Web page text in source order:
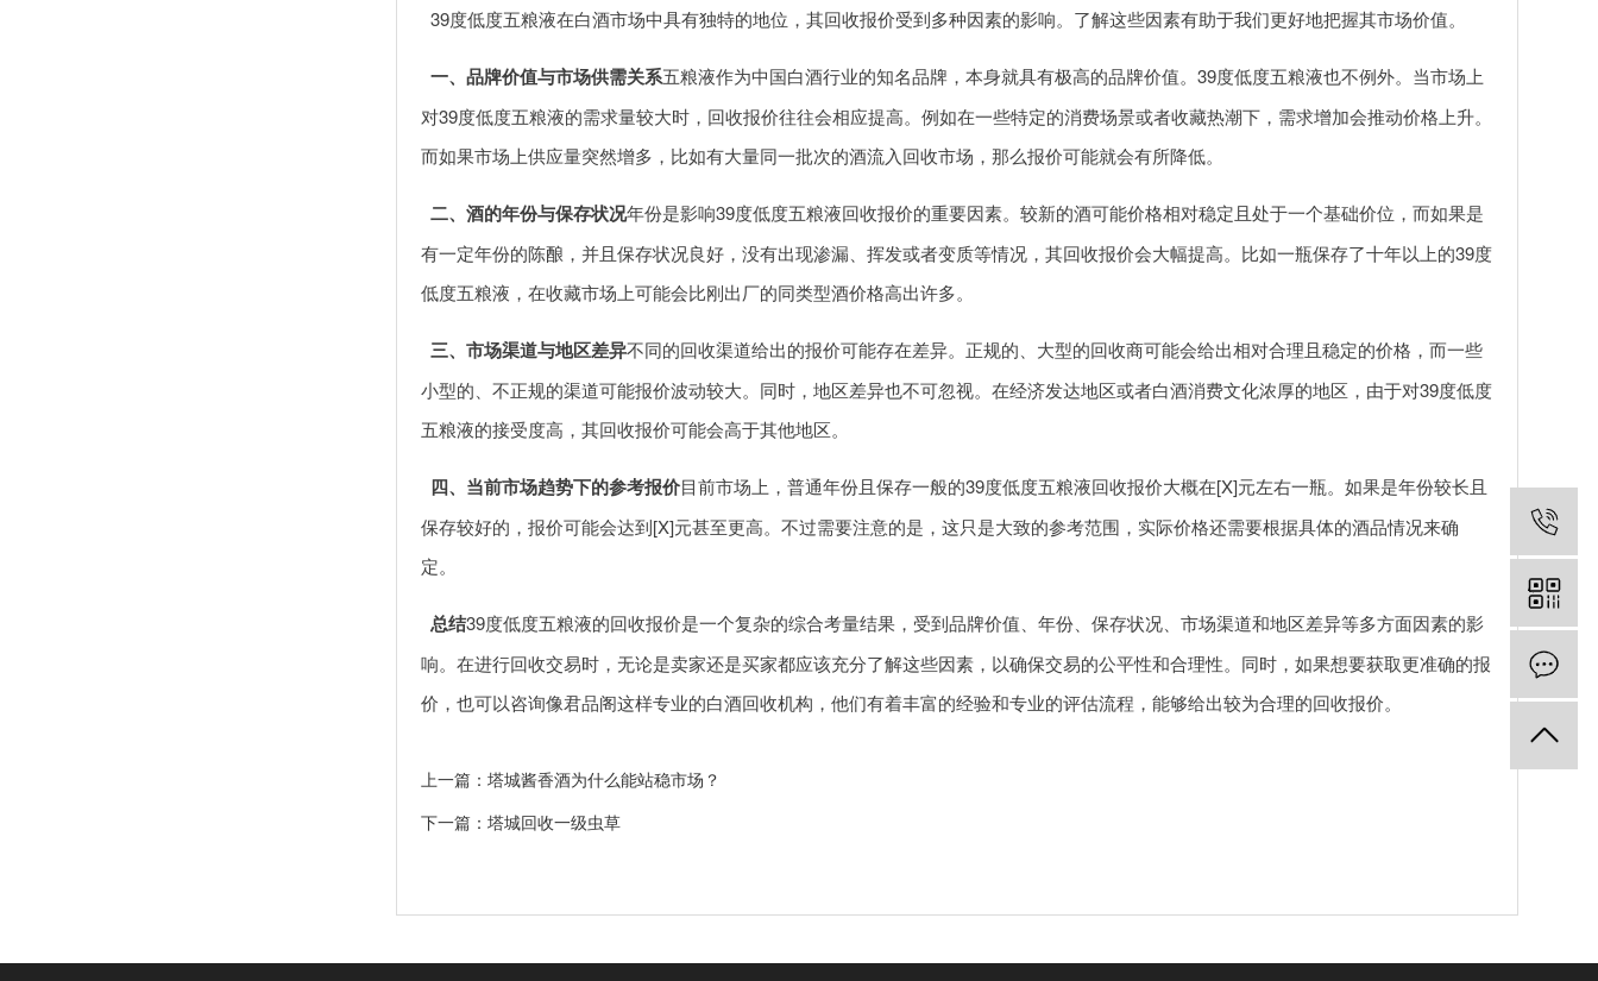
39度低度五粮液在白酒市场中具有独特的地位，其回收报价受到多种因素的影响。了解这些因素有助于我们更好地把握其市场价值。
一、品牌价值与市场供需关系五粮液作为中国白酒行业的知名品牌，本身就具有极高的品牌价值。39度低度五粮液也不例外。当市场上
对39度低度五粮液的需求量较大时，回收报价往往会相应提高。例如在一些特定的消费场景或者收藏热潮下，需求增加会推动价格上升。
而如果市场上供应量突然增多，比如有大量同一批次的酒流入回收市场，那么报价可能就会有所降低。
二、酒的年份与保存状况年份是影响39度低度五粮液回收报价的重要因素。较新的酒可能价格相对稳定且处于一个基础价位，而如果是
有一定年份的陈酿，并且保存状况良好，没有出现渗漏、挥发或者变质等情况，其回收报价会大幅提高。比如一瓶保存了十年以上的39度
低度五粮液，在收藏市场上可能会比刚出厂的同类型酒价格高出许多。
三、市场渠道与地区差异不同的回收渠道给出的报价可能存在差异。正规的、大型的回收商可能会给出相对合理且稳定的价格，而一些
小型的、不正规的渠道可能报价波动较大。同时，地区差异也不可忽视。在经济发达地区或者白酒消费文化浓厚的地区，由于对39度低度
五粮液的接受度高，其回收报价可能会高于其他地区。
四、当前市场趋势下的参考报价目前市场上，普通年份且保存一般的39度低度五粮液回收报价大概在[X]元左右一瓶。如果是年份较长且
保存较好的，报价可能会达到[X]元甚至更高。不过需要注意的是，这只是大致的参考范围，实际价格还需要根据具体的酒品情况来确
定。
总结39度低度五粮液的回收报价是一个复杂的综合考量结果，受到品牌价值、年份、保存状况、市场渠道和地区差异等多方面因素的影
响。在进行回收交易时，无论是卖家还是买家都应该充分了解这些因素，以确保交易的公平性和合理性。同时，如果想要获取更准确的报
价，也可以咨询像君品阁这样专业的白酒回收机构，他们有着丰富的经验和专业的评估流程，能够给出较为合理的回收报价。
上一篇：塔城酱香酒为什么能站稳市场？
下一篇：塔城回收一级虫草